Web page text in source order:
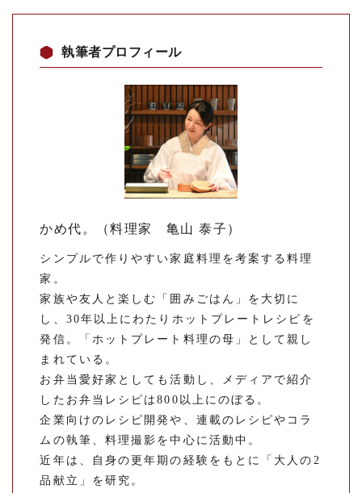
執筆者プロフィール
かめ代。（料理家 亀山 泰子）
シンプルで作りやすい家庭料理を考案する料理
家。
家族や友人と楽しむ「囲みごはん」を大切に
し、30年以上にわたりホットプレートレシピを
発信。「ホットプレート料理の母」として親し
まれている。
お弁当愛好家としても活動し、メディアで紹介
したお弁当レシピは800以上にのぼる。
企業向けのレシピ開発や、連載のレシピやコラ
ムの執筆、料理撮影を中心に活動中。
近年は、自身の更年期の経験をもとに「大人の2
品献立」を研究。